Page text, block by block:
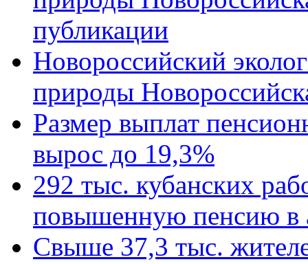
публикации
Новороссийский
природы
Размер выплат
вырос до 19,3%
292 тыс. кубанских
повышенную пенсию в
Свыше 37,3 тыс.